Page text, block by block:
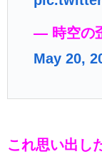
— 時空の
May 20,
これ思い出し